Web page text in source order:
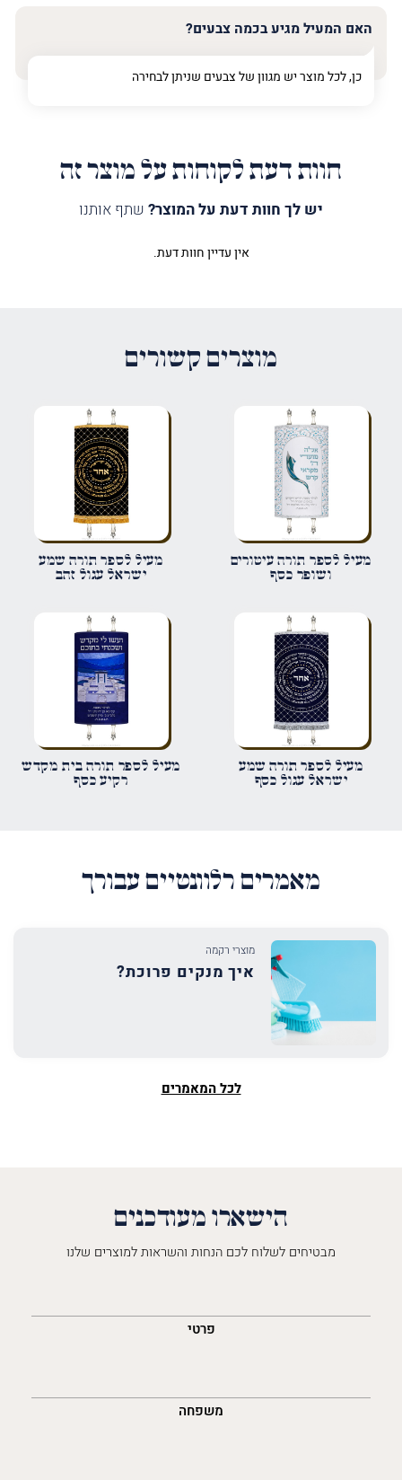
האם המעיל מגיע בכמה צבעים?
כן, לכל מוצר יש מגוון של צבעים שניתן לבחירה
חוות דעת לקוחות על מוצר זה
יש לך חוות דעת על המוצר? שתף אותנו
הביקורת שלך*
שם*
שמור בדפדפן זה את השם, האימייל והאתר שלי לפעם הבאה שאגיב.
אין עדיין חוות דעת.
מוצרים קשורים
מעיל לספר תורה עיטורים
ושופר כסף
מעיל לספר תורה שמע
ישראל עגול זהב
מעיל לספר תורה שמע
ישראל עגול כסף
מעיל לספר תורה בית מקדש
רקיע כסף
מאמרים רלוונטיים עבורך
מוצרי רקמה
איך מנקים פרוכת?
לכל המאמרים
הישארו מעודכנים
מבטיחים לשלוח לכם הנחות והשראות למוצרים שלנו
פרטי
משפחה